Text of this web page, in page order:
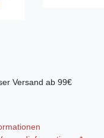
Versand ab 99€